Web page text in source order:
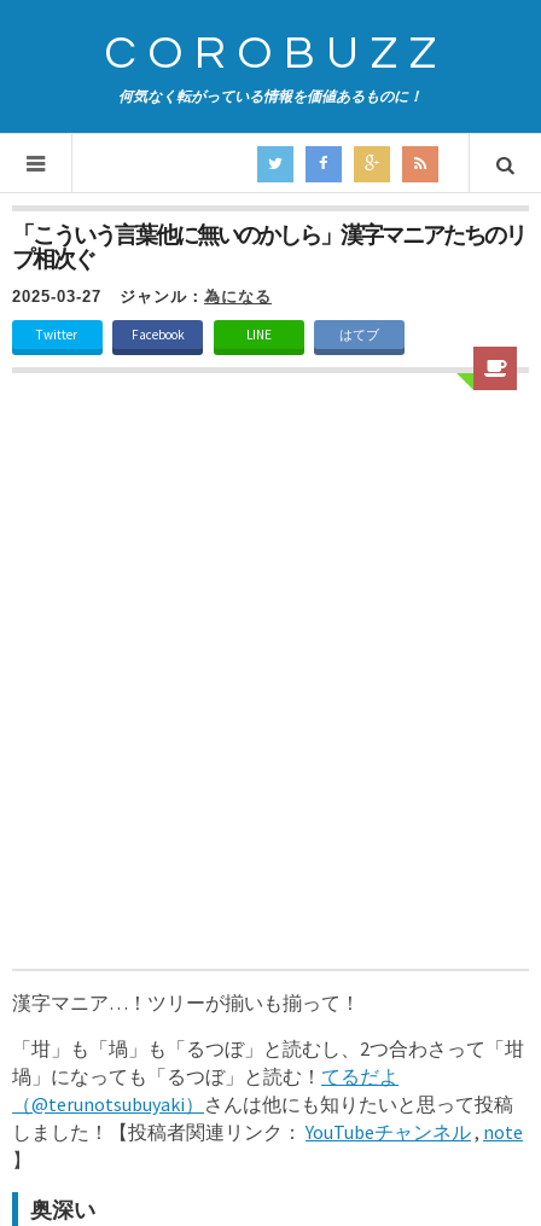
COROBUZZ
何気なく転がっている情報を価値あるものに！
「こういう言葉他に無いのかしら」漢字マニアたちのリ
プ相次ぐ
2025-03-27 ジャンル： 為になる
Twitter Facebook LINE はてブ
漢字マニア…！ツリーが揃いも揃って！
「坩」も「堝」も「るつぼ」と読むし、2つ合わさって「坩
堝」になっても「るつぼ」と読む！ てるだよ
（@terunotsubuyaki） さんは他にも知りたいと思って投稿
しました！【投稿者関連リンク：YouTubeチャンネル, note
】
奥深い